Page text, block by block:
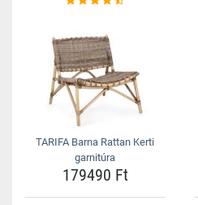
TARIFA Barna Rattan Kerti
garnitúra
179490 Ft